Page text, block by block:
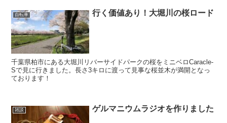
自転車 行く価値あり！大堀川の桜ロード
千葉県柏市にある大堀川リバーサイドパークの桜をミニベロCaracle-
Sで見に行きました。長さ3キロに渡って見事な桜並木が満開となっ
ております！
雑談 ゲルマニウムラジオを作りました